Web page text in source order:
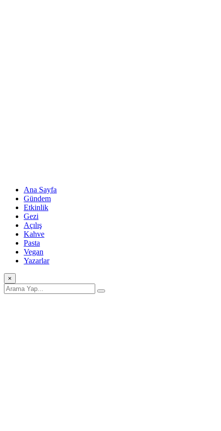
Ana Sayfa
Gündem
Etkinlik
Gezi
Açılış
Kahve
Pasta
Vegan
Yazarlar
×